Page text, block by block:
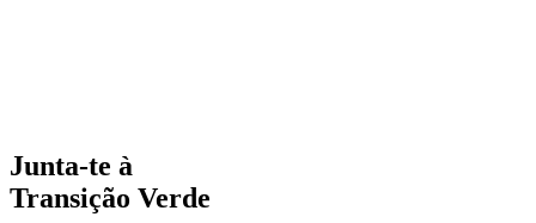
Junta-te à
Transição Verde